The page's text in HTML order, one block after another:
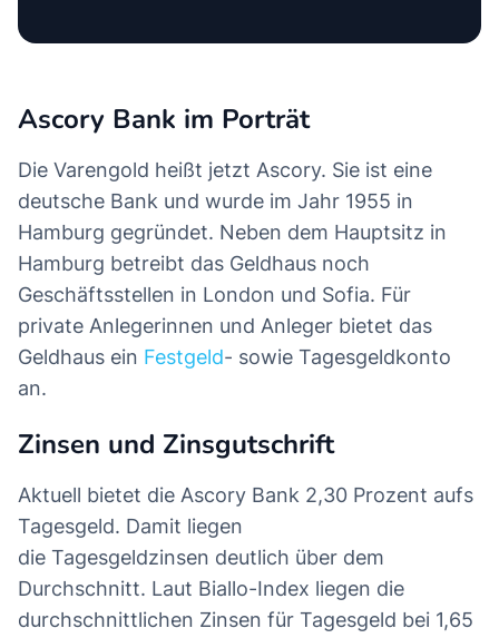
Ascory Bank im Porträt
Die Varengold heißt jetzt Ascory. Sie ist eine
deutsche Bank und wurde im Jahr 1955 in
Hamburg gegründet. Neben dem Hauptsitz in
Hamburg betreibt das Geldhaus noch
Geschäftsstellen in London und Sofia. Für
private Anlegerinnen und Anleger bietet das
Geldhaus ein Festgeld- sowie Tagesgeldkonto
an.
Zinsen und Zinsgutschrift
Aktuell bietet die Ascory Bank 2,30 Prozent aufs
Tagesgeld. Damit liegen
die Tagesgeldzinsen deutlich über dem
Durchschnitt. Laut Biallo-Index liegen die
durchschnittlichen Zinsen für Tagesgeld bei 1,65